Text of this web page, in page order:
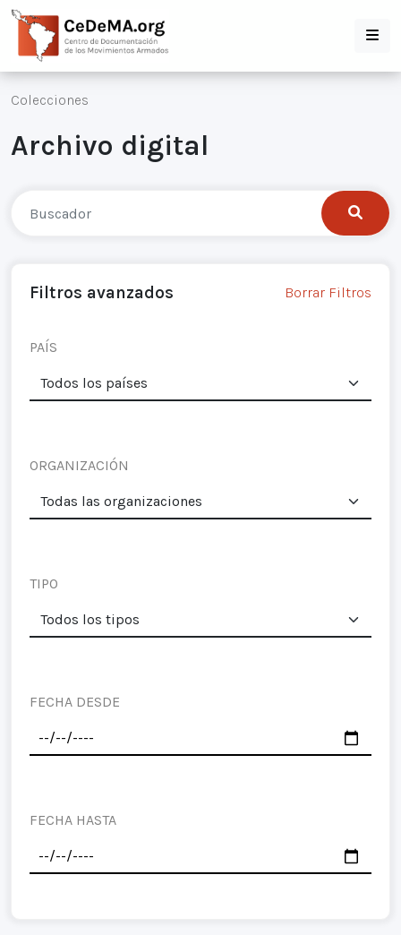
Colecciones
Archivo digital
Filtros avanzados Borrar Filtros
PAÍS
ORGANIZACIÓN
TIPO
FECHA DESDE
FECHA HASTA